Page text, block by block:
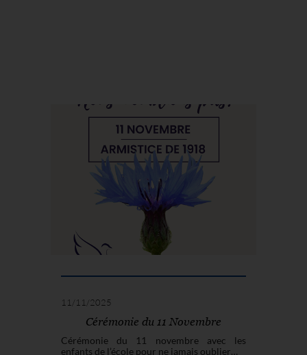
11/11/2025
Cérémonie du 11 Novembre
Cérémonie du 11 novembre avec les
enfants de l’école pour ne jamais oublier…